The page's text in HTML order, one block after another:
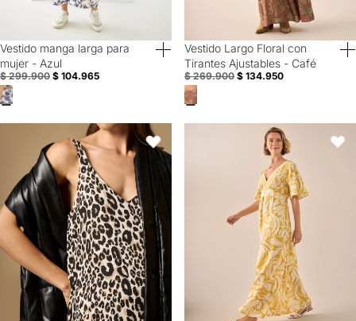
Special Prices
Vestido manga larga para
mujer - Azul
$ 299.900 $ 104.965
50% Off
Vestido Largo Floral con
Tirantes Ajustables - Café
$ 269.900 $ 134.950
Vestido largo estampado de tiras con abertura lateral - Crudo
Favoritos
Vestido Maxi Tropical Amarillo